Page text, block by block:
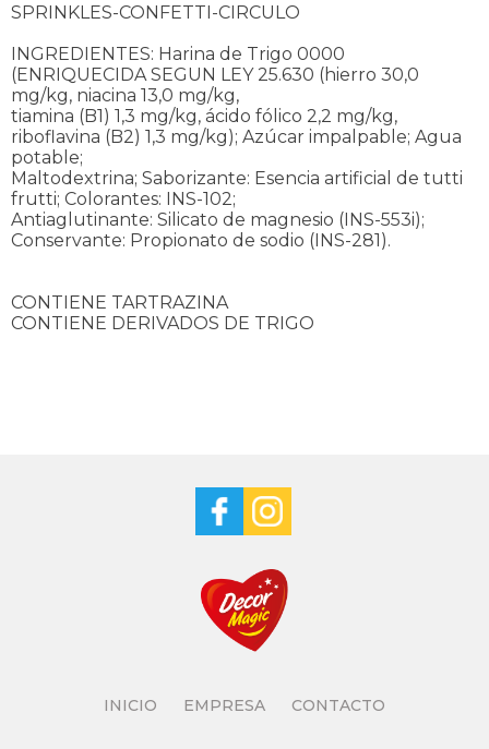
SPRINKLES-CONFETTI-CIRCULO
INGREDIENTES: Harina de Trigo 0000
(ENRIQUECIDA SEGUN LEY 25.630 (hierro 30,0
mg/kg, niacina 13,0 mg/kg,
tiamina (B1) 1,3 mg/kg, ácido fólico 2,2 mg/kg,
riboflavina (B2) 1,3 mg/kg); Azúcar impalpable; Agua
potable;
Maltodextrina; Saborizante: Esencia artificial de tutti
frutti; Colorantes: INS-102;
Antiaglutinante: Silicato de magnesio (INS-553i);
Conservante: Propionato de sodio (INS-281).
CONTIENE TARTRAZINA
CONTIENE DERIVADOS DE TRIGO
INICIO EMPRESA CONTACTO